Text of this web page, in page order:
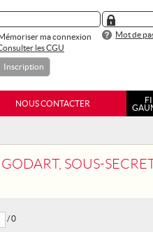
ma connexion
Mot de
les CGU
Inscription
NOUS CONTACTER
A LA GUERRE, INAUGURE UN TRAIN
/ 0